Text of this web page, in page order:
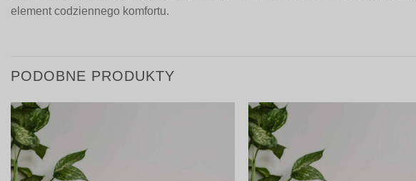
element codziennego komfortu.
PODOBNE PRODUKTY